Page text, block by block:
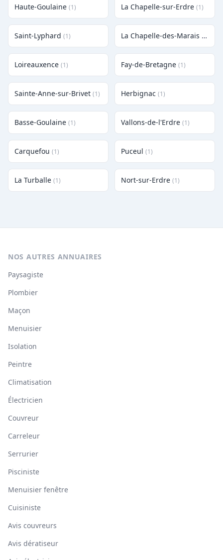
Haute-Goulaine (1) La Chapelle-sur-Erdre (1)
Saint-Lyphard (1) La Chapelle-des-Marais (1)
Loireauxence (1) Fay-de-Bretagne (1)
Sainte-Anne-sur-Brivet (1) Herbignac (1)
Basse-Goulaine (1) Vallons-de-l'Erdre (1)
Carquefou (1) Puceul (1)
La Turballe (1) Nort-sur-Erdre (1)
NOS AUTRES ANNUAIRES
Paysagiste
Plombier
Maçon
Menuisier
Isolation
Peintre
Climatisation
Électricien
Couvreur
Carreleur
Serrurier
Pisciniste
Menuisier fenêtre
Cuisiniste
Avis couvreurs
Avis dératiseur